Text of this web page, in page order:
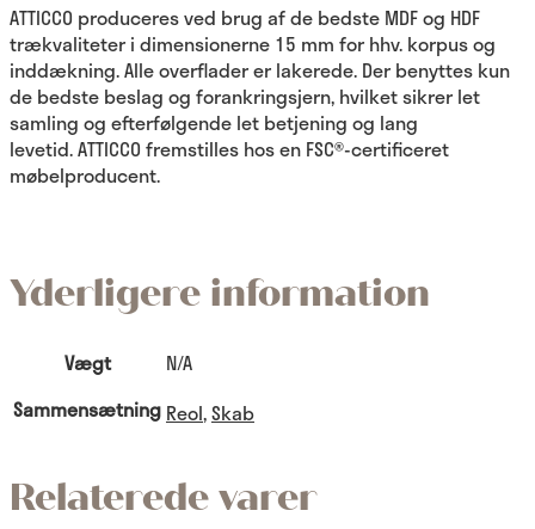
ATTICCO produceres ved brug af de bedste MDF og HDF
trækvaliteter i dimensionerne 15 mm for hhv. korpus og
inddækning. Alle overflader er lakerede. Der benyttes kun
de bedste beslag og forankringsjern, hvilket sikrer let
samling og efterfølgende let betjening og lang
levetid. ATTICCO fremstilles hos en FSC®-certificeret
møbelproducent.
Yderligere information
Vægt
N/A
Sammensætning Reol,Skab
Relaterede varer